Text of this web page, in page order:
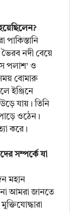
পাকিস্তানি
নদী বেয়ে
পলাশ’ ও
সময় বোমারু
ইঞ্জিনে
যায়। তিনি
ওঠেন।
করে।
সম্পর্কে যা
মহান
আমরা জানতে